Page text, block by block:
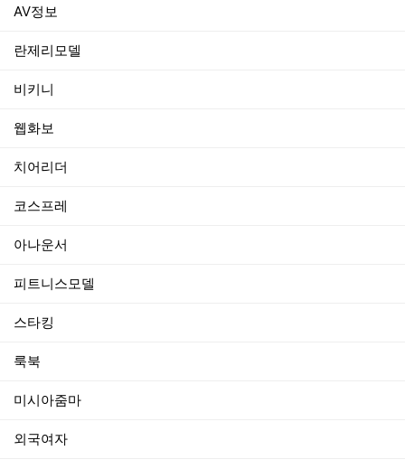
AV정보
란제리모델
비키니
웹화보
치어리더
코스프레
아나운서
피트니스모델
스타킹
룩북
미시아줌마
외국여자